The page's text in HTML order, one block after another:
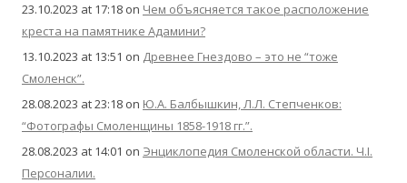
23.10.2023 at 17:18 on Чем объясняется такое расположение
креста на памятнике Адамини?
13.10.2023 at 13:51 on Древнее Гнездово – это не “тоже
Смоленск”.
28.08.2023 at 23:18 on Ю.А. Балбышкин, Л.Л. Степченков:
“Фотографы Смоленщины 1858-1918 гг.”.
28.08.2023 at 14:01 on Энциклопедия Смоленской области. Ч.I.
Персоналии.